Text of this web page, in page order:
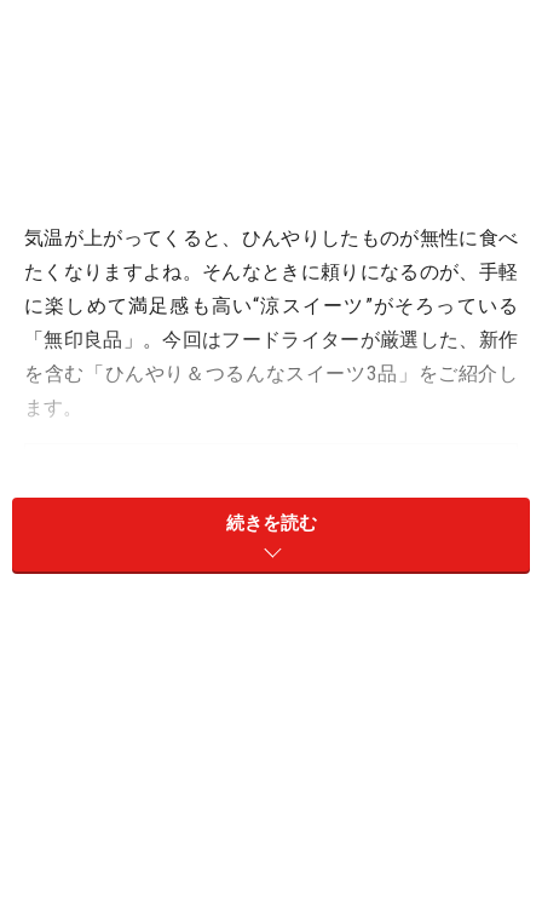
気温が上がってくると、ひんやりしたものが無性に食べ
たくなりますよね。そんなときに頼りになるのが、手軽
に楽しめて満足感も高い“涼スイーツ”がそろっている
「無印良品」。今回はフードライターが厳選した、新作
を含む「ひんやり＆つるんなスイーツ3品」をご紹介し
ます。
2. 「オリジナルブレンド コーヒーミルクプリン」250円
続きを読む